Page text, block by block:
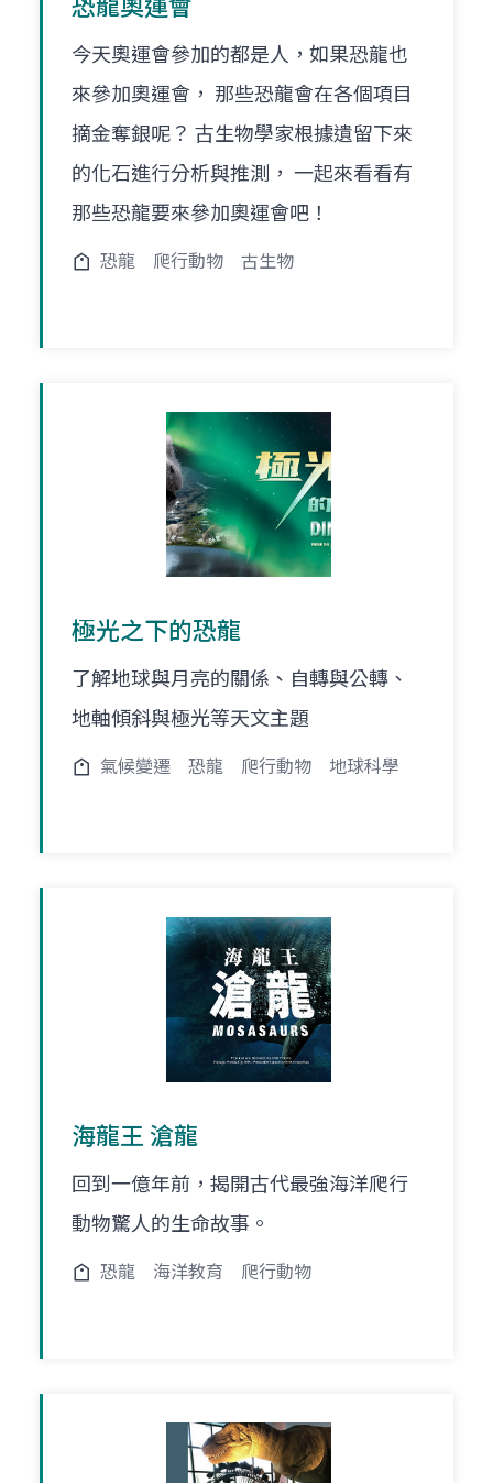
恐龍奧運會
今天奧運會參加的都是人，如果恐龍也
來參加奧運會， 那些恐龍會在各個項目
摘金奪銀呢？ 古生物學家根據遺留下來
的化石進行分析與推測， 一起來看看有
那些恐龍要來參加奧運會吧！
恐龍 爬行動物 古生物
極光之下的恐龍
了解地球與月亮的關係、自轉與公轉、
地軸傾斜與極光等天文主題
氣候變遷 恐龍 爬行動物 地球科學
海龍王 滄龍
回到一億年前，揭開古代最強海洋爬行
動物驚人的生命故事。
恐龍 海洋教育 爬行動物